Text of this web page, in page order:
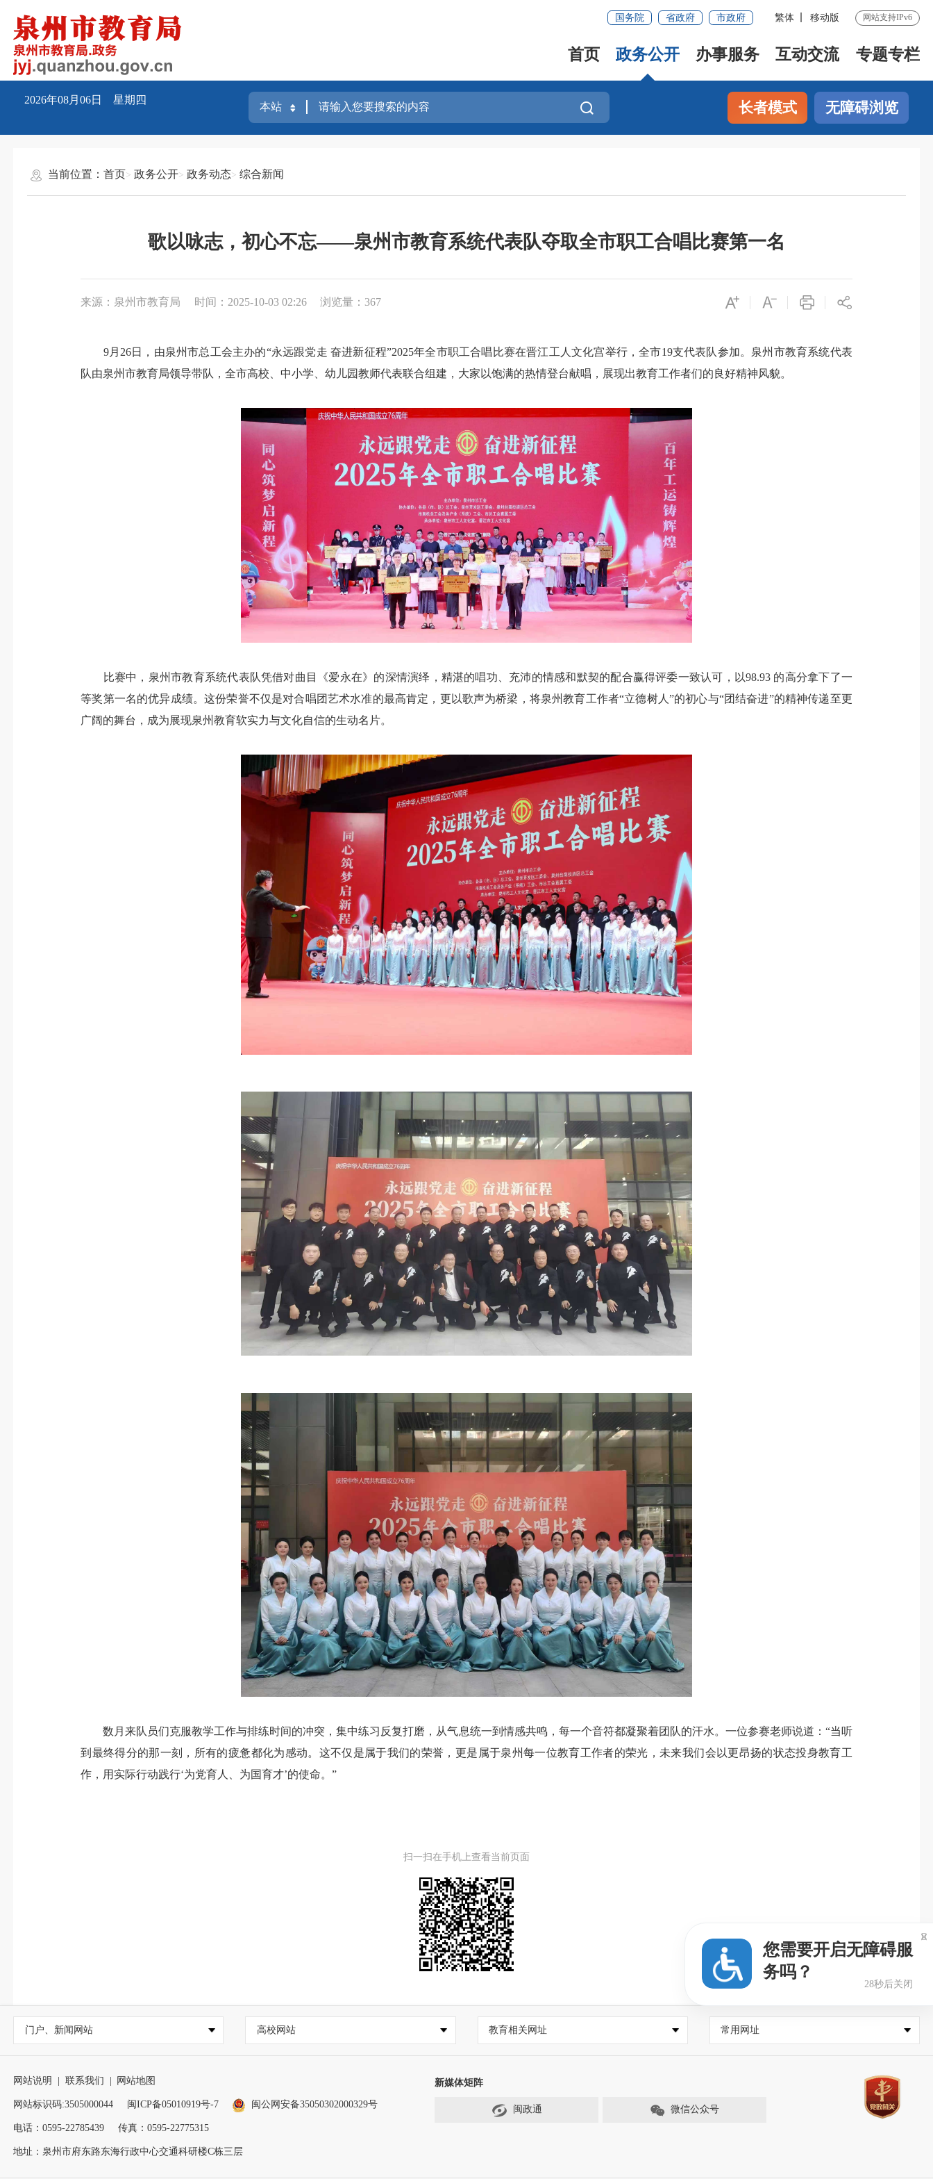
国务院 省政府 市政府 繁体 移动版 网站支持IPv6
首页 政务公开 办事服务 互动交流 专题专栏
2026年08月06日 星期四 长者模式 无障碍浏览
当前位置：首页 政务公开 政务动态 综合新闻
歌以咏志，初心不忘——泉州市教育系统代表队夺取全市职工合唱比赛第一名
来源：泉州市教育局 时间：2025-10-03 02:26 浏览量： 367
9月26日，由泉州市总工会主办的“永远跟党走 奋进新征程”2025年全市职工合唱比赛在晋江工人文化宫举行，全市19支代表队参加。泉州市教育系统代表
队由泉州市教育局领导带队，全市高校、中小学、幼儿园教师代表联合组建，大家以饱满的热情登台献唱，展现出教育工作者们的良好精神风貌。
比赛中，泉州市教育系统代表队凭借对曲目《爱永在》的深情演绎，精湛的唱功、充沛的情感和默契的配合赢得评委一致认可，以98.93 的高分拿下了一
等奖第一名的优异成绩。这份荣誉不仅是对合唱团艺术水准的最高肯定，更以歌声为桥梁，将泉州教育工作者“立德树人”的初心与“团结奋进”的精神传递至更
广阔的舞台，成为展现泉州教育软实力与文化自信的生动名片。
数月来队员们克服教学工作与排练时间的冲突，集中练习反复打磨，从气息统一到情感共鸣，每一个音符都凝聚着团队的汗水。一位参赛老师说道：“当听
到最终得分的那一刻，所有的疲惫都化为感动。这不仅是属于我们的荣誉，更是属于泉州每一位教育工作者的荣光，未来我们会以更昂扬的状态投身教育工
作，用实际行动践行‘为党育人、为国育才’的使命。”
扫一扫在手机上查看当前页面
门户、新闻网站 高校网站 教育相关网址 常用网址
网站说明 联系我们 网站地图
网站标识码:3505000044 闽ICP备05010919号-7 闽公网安备35050302000329号
电话：0595-22785439 传真：0595-22775315
地址：泉州市府东路东海行政中心交通科研楼C栋三层
新媒体矩阵
闽政通 微信公众号
您需要开启无障碍服
务吗？
27秒后关闭
